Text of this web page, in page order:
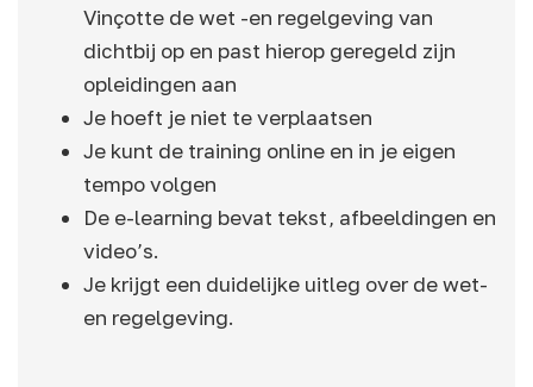
Vinçotte de wet -en regelgeving van
dichtbij op en past hierop geregeld zijn
opleidingen aan
Je hoeft je niet te verplaatsen
Je kunt de training online en in je eigen
tempo volgen
De e-learning bevat tekst, afbeeldingen en
video’s.
Je krijgt een duidelijke uitleg over de wet-
en regelgeving.